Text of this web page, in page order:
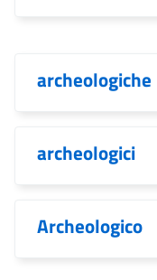
archeologiche
archeologici
Archeologico